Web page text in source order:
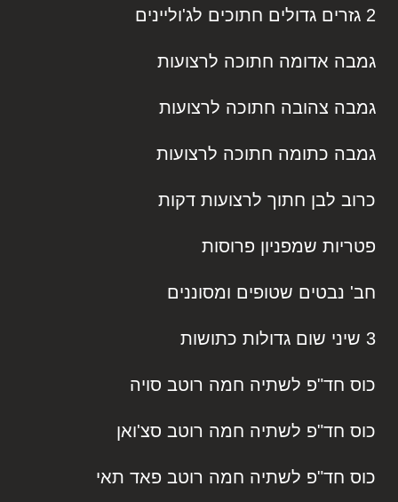
2 גזרים גדולים חתוכים לג'וליינים
גמבה אדומה חתוכה לרצועות
גמבה צהובה חתוכה לרצועות
גמבה כתומה חתוכה לרצועות
כרוב לבן חתוך לרצועות דקות
פטריות שמפניון פרוסות
חב' נבטים שטופים ומסוננים
3 שיני שום גדולות כתושות
כוס חד"פ לשתיה חמה רוטב סויה
כוס חד"פ לשתיה חמה רוטב סצ'ואן
כוס חד"פ לשתיה חמה רוטב פאד תאי